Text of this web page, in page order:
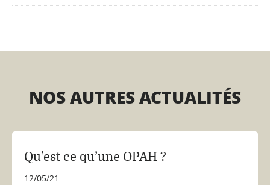
NOS AUTRES ACTUALITÉS
Qu’est ce qu’une OPAH ?
12/05/21